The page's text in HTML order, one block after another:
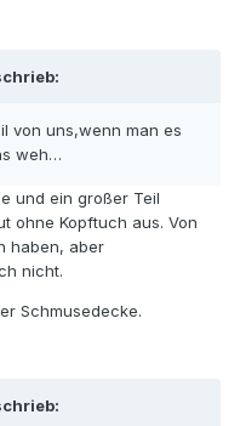
von uns,wenn man es
weh…
und ein großer Teil
ohne Kopftuch aus. Von
haben, aber
nicht.
Schmusedecke.